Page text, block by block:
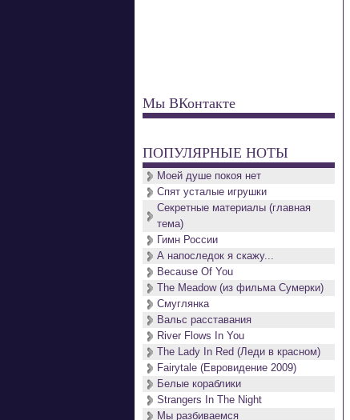
Мы ВКонтакте
ПОПУЛЯРНЫЕ НОТЫ
Моей душе покоя нет
Спят усталые игрушки
Секретные материалы (главная
тема)
Гимн России
А напоследок я скажу...
Because Of You
The Meadow (из фильма Сумерки)
Смуглянка
Вальс расставания
River Flows In You
The Lady In Red (Леди в красном)
Fairytale (Евровидение 2009)
Белые кораблики
Strangers In The Night
Мы разбиваемся